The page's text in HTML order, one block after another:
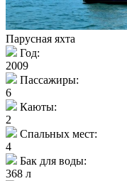
Парусная яхта
Год:
2009
Пассажиры:
6
Каюты:
2
Спальных мест:
4
Бак для воды:
368 л